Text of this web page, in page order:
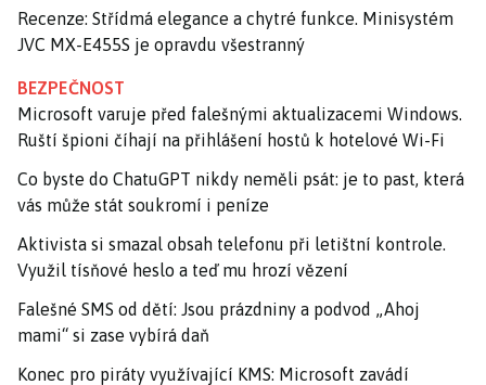
Recenze: Střídmá elegance a chytré funkce. Minisystém
JVC MX-E455S je opravdu všestranný
BEZPEČNOST
Microsoft varuje před falešnými aktualizacemi Windows.
Ruští špioni číhají na přihlášení hostů k hotelové Wi-Fi
Co byste do ChatuGPT nikdy neměli psát: je to past, která
vás může stát soukromí i peníze
Aktivista si smazal obsah telefonu při letištní kontrole.
Využil tísňové heslo a teď mu hrozí vězení
Falešné SMS od dětí: Jsou prázdniny a podvod „Ahoj
mami“ si zase vybírá daň
Konec pro piráty využívající KMS: Microsoft zavádí